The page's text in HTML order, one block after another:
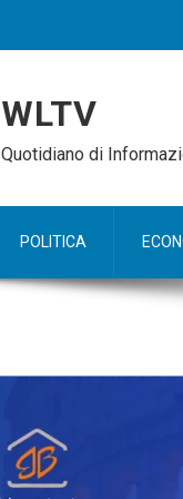
WLTV
Quotidiano di
POLITICA